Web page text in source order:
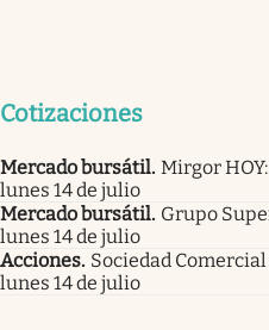
Cotizaciones
Mercado bursátil. Mirgor
lunes 14 de julio
Mercado bursátil. Grupo
lunes 14 de julio
Acciones. Sociedad
lunes 14 de julio